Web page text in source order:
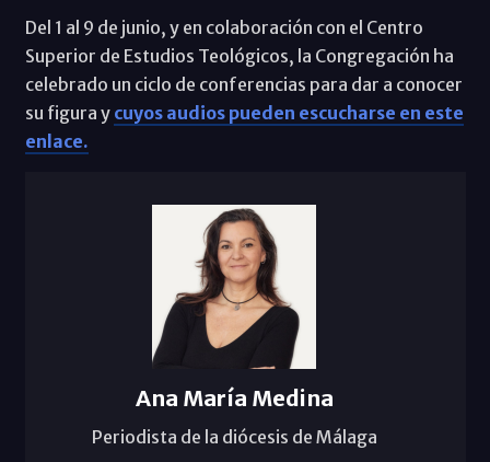
Del 1 al 9 de junio, y en colaboración con el Centro
Superior de Estudios Teológicos, la Congregación ha
celebrado un ciclo de conferencias para dar a conocer
su figura y cuyos audios pueden escucharse en este
enlace.
Ana María Medina
Periodista de la diócesis de Málaga